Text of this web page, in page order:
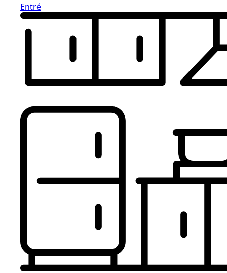
Entré